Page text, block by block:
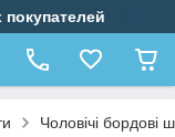
Чоловічі